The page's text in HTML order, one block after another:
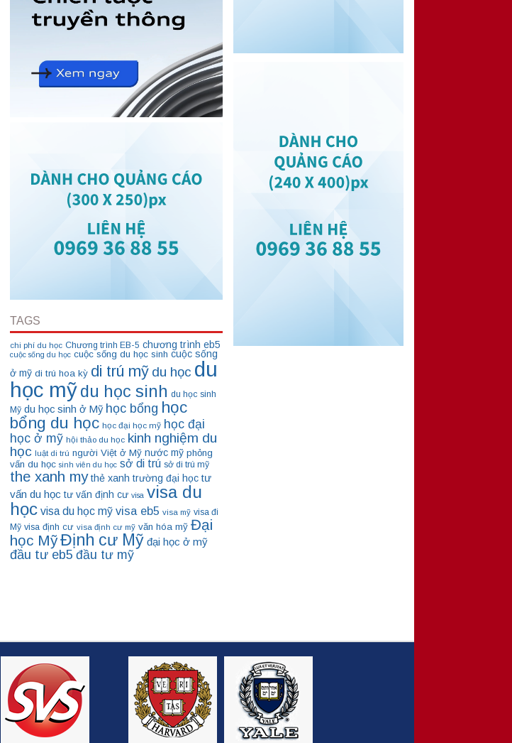
TAGS
chi phí du học Chương trình EB-5 chương trình eb5
cuộc sống du học cuộc sống du học sinh cuộc sống
ở mỹ di trú hoa kỳ di trú mỹ du học du
học mỹdu học sinh du học sinh
Mỹ du học sinh ở Mỹ học bổng học
bổng du học học đại học mỹ học đại
học ở mỹ hội thảo du học kinh nghiệm du
học luật di trú người Việt ở Mỹ nước mỹ phỏng
vấn du học sinh viên du học sở di trú sở di trú mỹ
the xanh my thẻ xanh trường đại học tư
vấn du học tư vấn định cư visa visa du
học visa du học mỹ visa eb5 visa mỹ visa đi
Mỹ visa định cư visa định cư mỹ văn hóa mỹ Đại
học MỹĐịnh cư Mỹ đại học ở mỹ
đầu tư eb5 đầu tư mỹ